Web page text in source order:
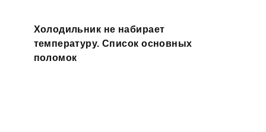
Холодильник не набирает
температуру. Список основных
поломок